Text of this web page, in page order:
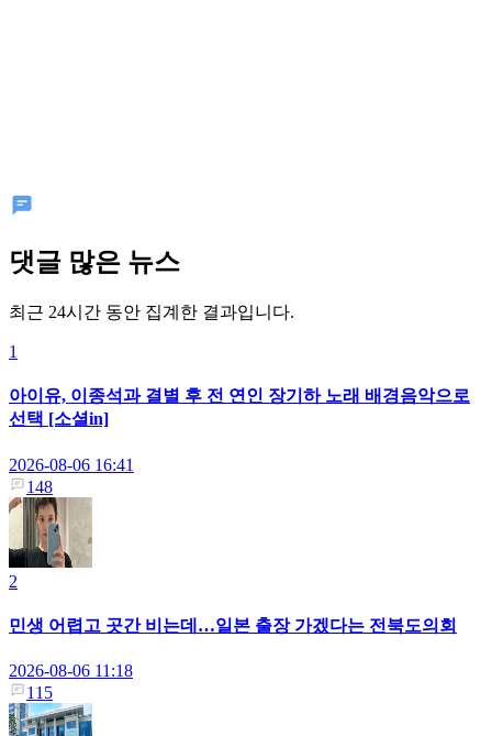
댓글 많은 뉴스
최근 24시간 동안 집계한 결과입니다.
1
아이유, 이종석과 결별 후 전 연인 장기하 노래 배경음악으로
선택 [소셜in]
2026-08-06 16:41
148
2
민생 어렵고 곳간 비는데…일본 출장 가겠다는 전북도의회
2026-08-06 11:18
115